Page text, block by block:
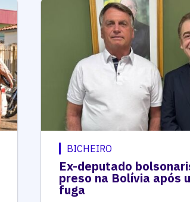
BICHEIRO
Ex-deputado
preso na Bolívia após
fuga